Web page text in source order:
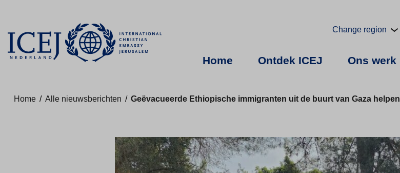
Change region
Home Ontdek ICEJ Ons werk
Home / Alle nieuwsberichten / Geëvacueerde Ethiopische immigranten uit de buurt van Gaza helpen